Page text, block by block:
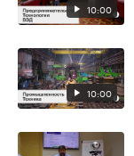
10:00
10:00